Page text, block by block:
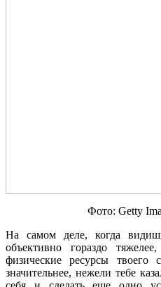
Фото: Getty
На самом деле, когда
объективно гораздо
физические ресурсы твоего
значительнее, нежели тебе